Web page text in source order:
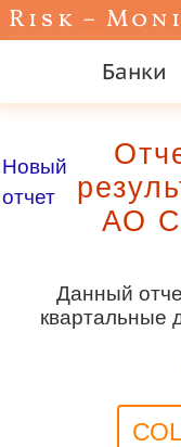
Risk –
Банки
Новый
отчет
АО
Данный
квартальные